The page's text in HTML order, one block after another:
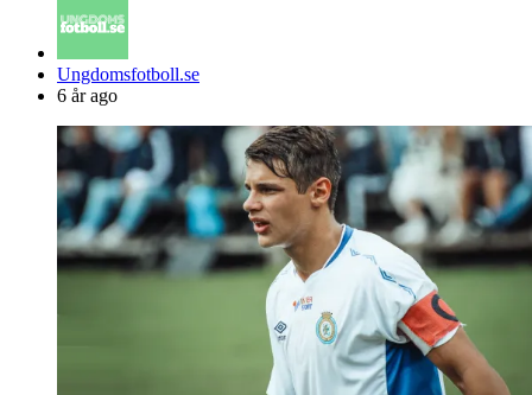
Posted
by
Ungdomsfotboll.se
6 år ago